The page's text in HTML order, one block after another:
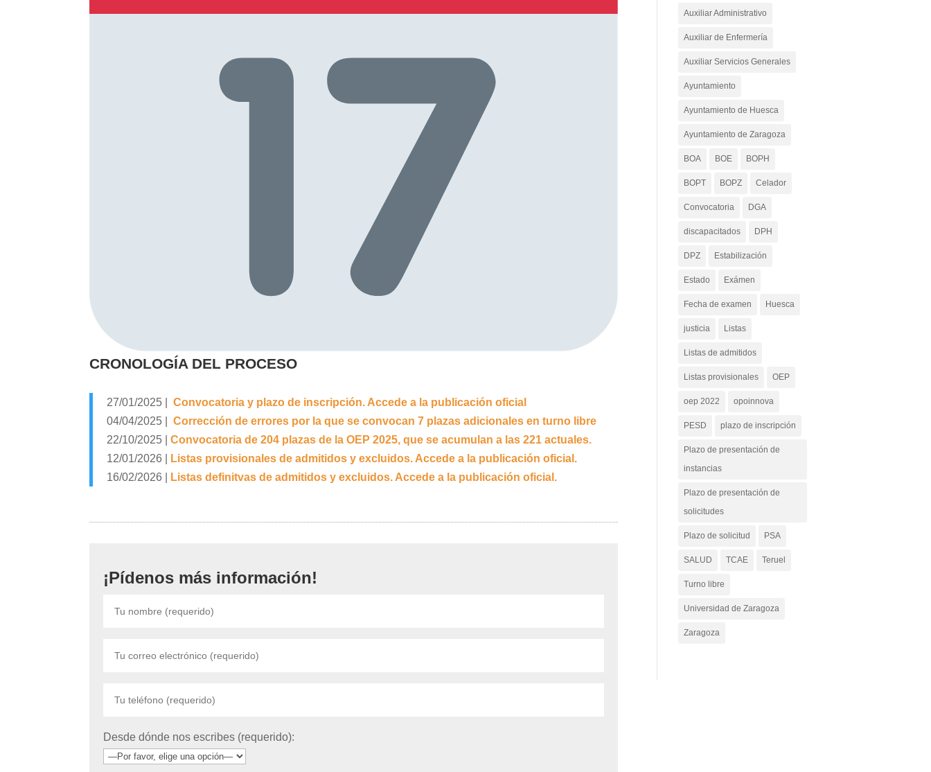
CRONOLOGÍA DEL PROCESO
27/01/2025 |
Convocatoria y plazo de inscripción. Accede a la publicación oficial
04/04/2025 |
Corrección de errores por la que se convocan 7 plazas adicionales en turno libre
22/10/2025 |Convocatoria de 204 plazas de la OEP 2025, que se acumulan a las 221 actuales.
12/01/2026 |
Listas provisionales de admitidos y excluidos. Accede a la publicación oficial.
16/02/2026 |
Listas definitvas de admitidos y excluidos. Accede a la publicación oficial.
¡Pídenos más información!
Desde dónde nos escribes (requerido):
Auxiliar Administrativo
Auxiliar de Enfermería
Auxiliar Servicios Generales
Ayuntamiento
Ayuntamiento de Huesca
Ayuntamiento de Zaragoza
BOA BOE BOPH
BOPT BOPZ Celador
Convocatoria DGA
discapacitados DPH
DPZ Estabilización
Estado Exámen
Fecha de examen Huesca
justicia Listas
Listas de admitidos
Listas provisionales OEP
oep 2022 opoinnova
PESD plazo de inscripción
Plazo de presentación de
instancias
Plazo de presentación de
solicitudes
Plazo de solicitud PSA
SALUD TCAE Teruel
Turno libre
Universidad de Zaragoza
Zaragoza